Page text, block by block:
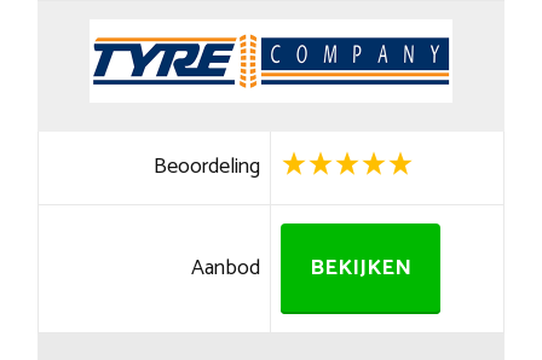
Beoordeling
Aanbod BEKIJKEN